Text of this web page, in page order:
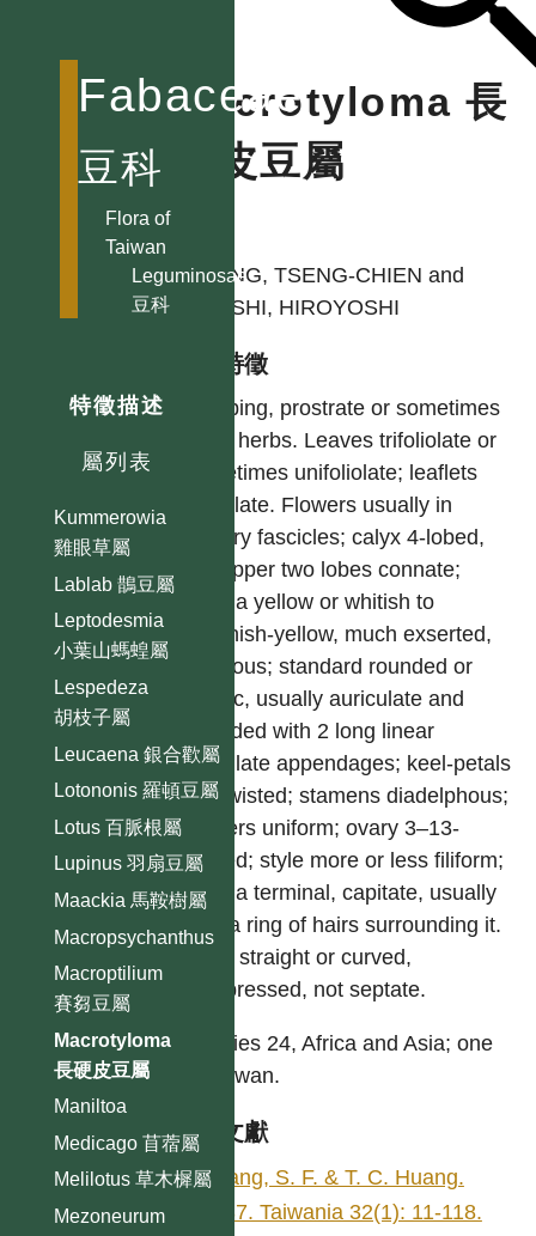
Fabaceae
豆科
Flora of
Taiwan
Leguminosae
豆科
特徵描述
屬列表
Guilandina
墨水樹屬
Huangtcia
腎葉山螞蝗屬
Hylodesmum
長柄山螞蝗屬
Indigofera 木藍屬
Kummerowia
雞眼草屬
Lablab 鵲豆屬
Leptodesmia
小葉山螞蝗屬
Lespedeza
胡枝子屬
Leucaena 銀合歡屬
Lotononis 羅頓豆屬
Lotus 百脈根屬
Lupinus 羽扇豆屬
Maackia 馬鞍樹屬
Macropsychanthus
Macroptilium
賽芻豆屬
Macrotyloma
長硬皮豆屬
Maniltoa
Medicago 苜蓿屬
Melilotus 草木樨屬
Mezoneurum
Macrotyloma 長
硬皮豆屬
HUANG, TSENG-CHIEN and
OHASHI, HIROYOSHI
型態特徵
Climbing, prostrate or sometimes
erect herbs. Leaves trifoliolate or
sometimes unifoliolate; leaflets
stipellate. Flowers usually in
axillary fascicles; calyx 4-lobed,
the upper two lobes connate;
corolla yellow or whitish to
greenish-yellow, much exserted,
glabrous; standard rounded or
elliptic, usually auriculate and
provided with 2 long linear
lamellate appendages; keel-petals
not twisted; stamens diadelphous;
anthers uniform; ovary 3–13-
ovuled; style more or less filiform;
stigma terminal, capitate, usually
with a ring of hairs surrounding it.
Pods straight or curved,
compressed, not septate.
Species 24, Africa and Asia; one
in Taiwan.
參考文獻
Huang, S. F. & T. C. Huang.
1987. Taiwania 32(1): 11-118.